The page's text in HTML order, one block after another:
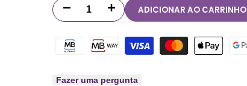
Diminuir
para
Discos
Aumentar
Discos
ADICIONAR AO CARRINHO
Fazer uma pergunta